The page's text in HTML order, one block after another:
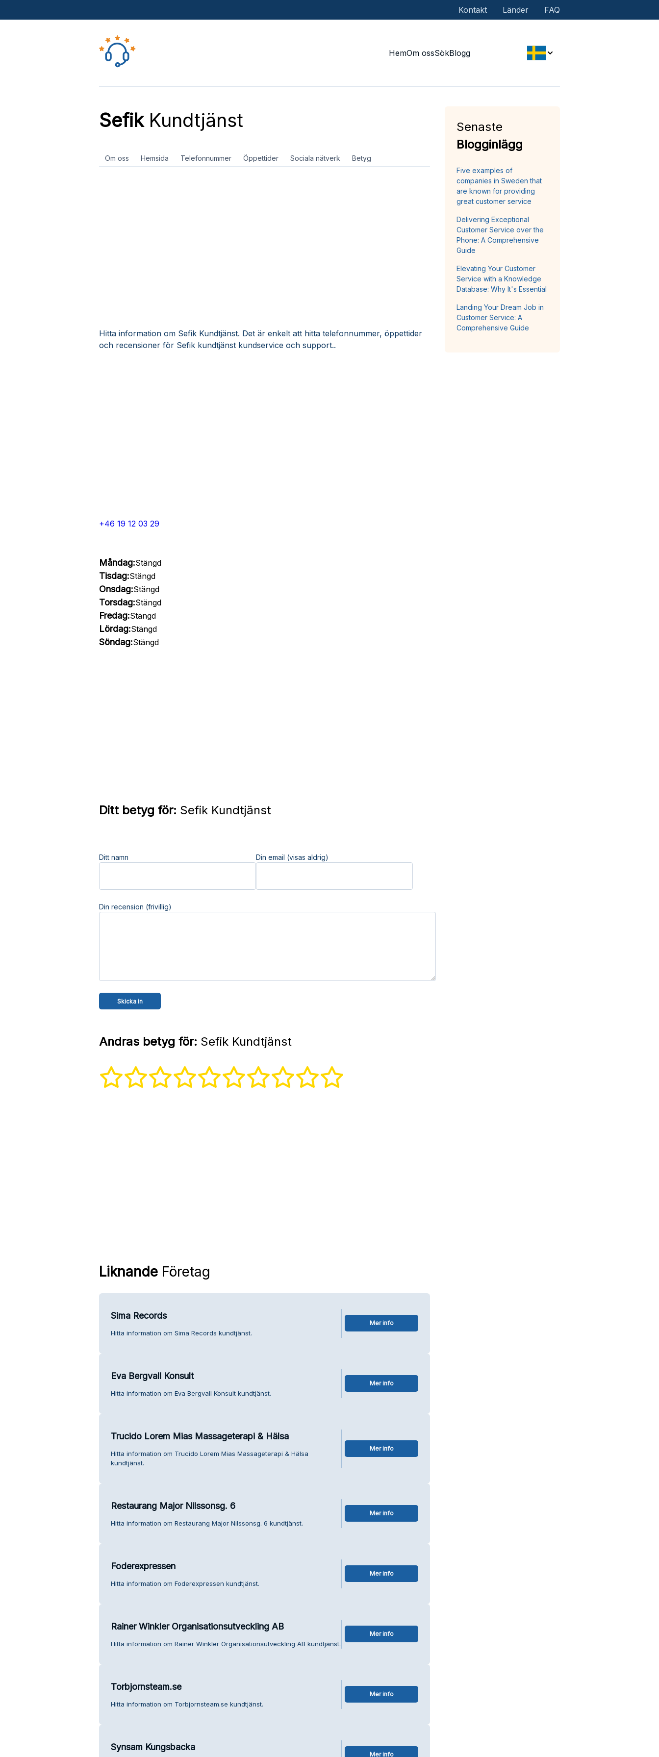
Kontakt Länder FAQ
HemOm ossSökBlogg
SefikKundtjänst
Om oss Hemsida Telefonnummer Öppettider Sociala nätverk Betyg
Hitta information om Sefik Kundtjänst. Det är enkelt att hitta telefonnummer, öppettider
och recensioner för Sefik kundtjänst kundservice och support..
+46 19 12 03 29
Måndag:Stängd
Tisdag:Stängd
Onsdag:Stängd
Torsdag:Stängd
Fredag:Stängd
Lördag:Stängd
Söndag:Stängd
Ditt betyg för: Sefik Kundtjänst
Ditt namn Din email (visas aldrig)
Din recension (frivillig)
Andras betyg för: Sefik Kundtjänst
LiknandeFöretag
Sima Records
Hitta information om Sima Records kundtjänst.
Mer info
Eva Bergvall Konsult
Hitta information om Eva Bergvall Konsult kundtjänst.
Mer info
Trucido Lorem Mias Massageterapi & Hälsa
Hitta information om Trucido Lorem Mias Massageterapi & Hälsa
kundtjänst.
Mer info
Restaurang Major Nilssonsg. 6
Hitta information om Restaurang Major Nilssonsg. 6 kundtjänst.
Mer info
Foderexpressen
Hitta information om Foderexpressen kundtjänst.
Mer info
Rainer Winkler Organisationsutveckling AB
Hitta information om Rainer Winkler Organisationsutveckling AB kundtjänst.
Mer info
Torbjornsteam.se
Hitta information om Torbjornsteam.se kundtjänst.
Mer info
Synsam Kungsbacka
Mer info
Senaste
Blogginlägg
Five examples of
companies in Sweden that
are known for providing
great customer service
Delivering Exceptional
Customer Service over the
Phone: A Comprehensive
Guide
Elevating Your Customer
Service with a Knowledge
Database: Why It's Essential
Landing Your Dream Job in
Customer Service: A
Comprehensive Guide